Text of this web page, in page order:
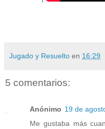
Jugado y Resuelto en 16:29
5 comentarios:
Anónimo 19 de
Me gustaba más